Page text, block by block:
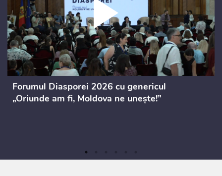
Forumul Diasporei 2026 cu genericul
„Oriunde am fi, Moldova ne unește!”